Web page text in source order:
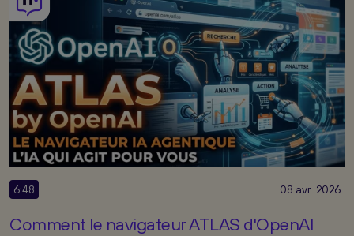
6:48 08 avr. 2026
Comment le navigateur ATLAS d'OpenAI